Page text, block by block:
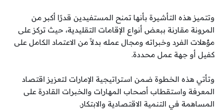
وتتميز هذه التأشيرة بأنها تمنح المستفيدين قدرًا أكبر من
المرونة مقارنة ببعض أنواع الإقامات التقليدية، حيث تركز على
مؤهلات الفرد وخبراته ومجال عمله بدلاً من الاعتماد الكامل على
كفيل أو جهة عمل محددة.
وتأتي هذه الخطوة ضمن استراتيجية الإمارات لتعزيز اقتصاد
المعرفة واستقطاب أصحاب المهارات والخبرات القادرة على
المساهمة في التنمية الاقتصادية والابتكار.